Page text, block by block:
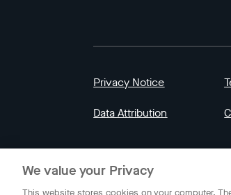
Privacy Notice
Data Attribution
Indonesia.
We value your Privacy
This website stores cookies on your computer.